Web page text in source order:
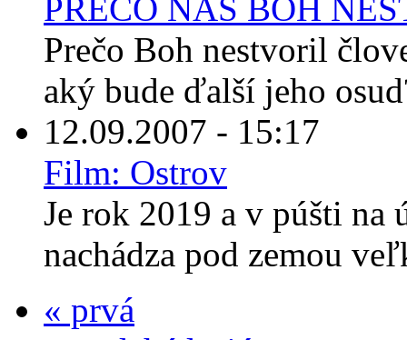
PREČO NÁS BOH
Prečo Boh nestvoril
aký bude ďalší jeho
12.09.2007 - 15:17
Film: Ostrov
Je rok 2019 a v púšti na
nachádza pod zemou
« prvá